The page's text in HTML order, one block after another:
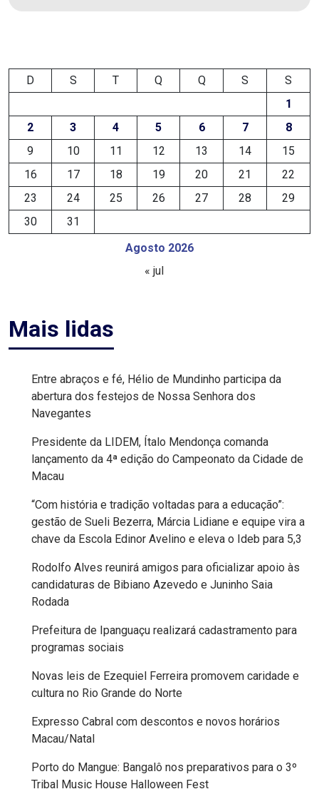
DIA
DAS
CRIANÇAS
ECONOMIA
EDUCAÇÃO
ELEIÇÃO
2026
DE
CARNAUBAIS
EMANCIPAÇÃO
DE
MACAU
EMANCIPAÇÃO
POLÍTICA
EMPREENDIMENTO
ENTREVISTA
ESPORTE
EVENTOS
NEWS
Agosto 2026
D S T Q Q S
S
1
2
3 4 5 6 7
8
9
10 11 12 13 14
15
16
17 18 19 20 21
22
23
24 25 26 27 28
29
30
31
« jul
Mais lidas
Entre abraços e fé, Hélio de Mundinho participa da
abertura dos festejos de Nossa Senhora dos
Navegantes
Presidente da LIDEM, Ítalo Mendonça comanda
lançamento da 4ª edição do Campeonato da Cidade de
Macau
“Com história e tradição voltadas para a educação”:
gestão de Sueli Bezerra, Márcia Lidiane e equipe vira a
chave da Escola Edinor Avelino e eleva o Ideb para 5,3
Rodolfo Alves reunirá amigos para oficializar apoio às
candidaturas de Bibiano Azevedo e Juninho Saia
Rodada
Prefeitura de Ipanguaçu realizará cadastramento para
programas sociais
Novas leis de Ezequiel Ferreira promovem caridade e
cultura no Rio Grande do Norte
Expresso Cabral com descontos e novos horários
Macau/Natal
Porto do Mangue: Bangalô nos preparativos para o 3º
Tribal Music House Halloween Fest